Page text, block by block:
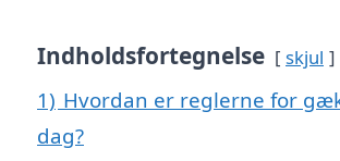
Indholdsfortegnelse skjul
1) Hvordan er reglerne for
dag?